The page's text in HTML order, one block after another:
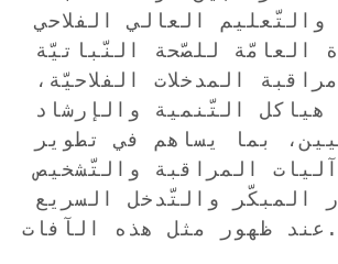
والتّعليم العالي الفلاحي
آليات المراقبة والتّشخيص
عند ظهور مثل هذه الآفات.